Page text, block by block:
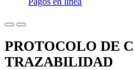
PROTOCOLO DE
TRAZABILIDAD